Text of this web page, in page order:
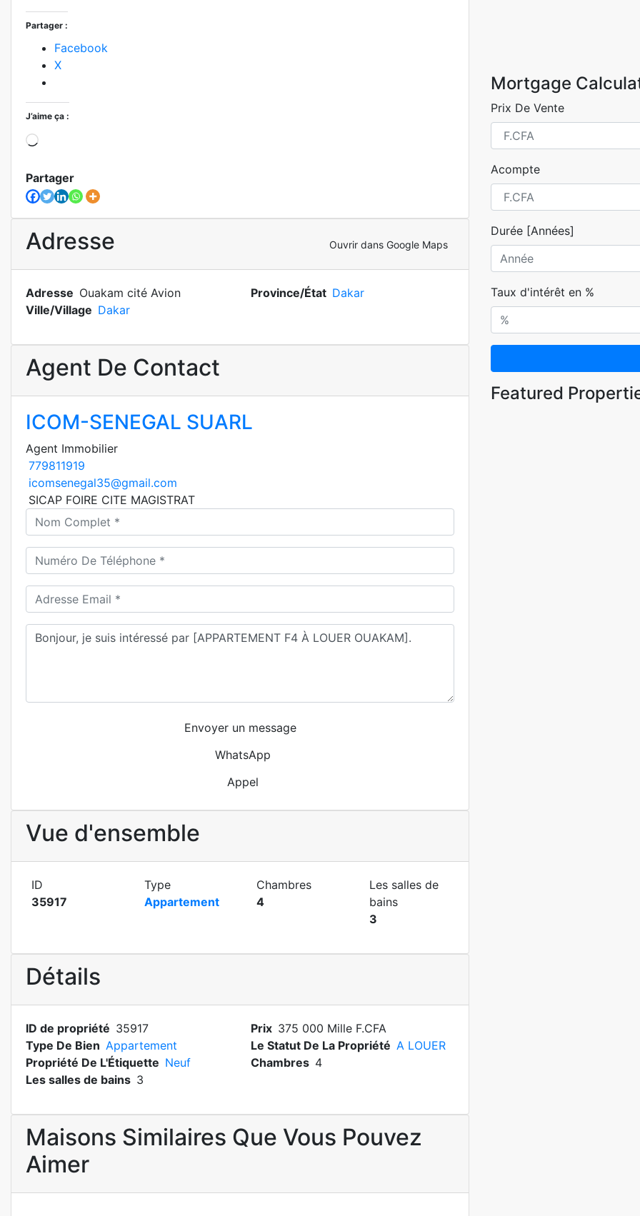
Partager :
Facebook
X
J’aime ça :
Chargement…
Partager
Adresse Ouvrir dans Google Maps
Adresse Ouakam cité Avion Province/État Dakar
Ville/Village Dakar
Agent De Contact
ICOM-SENEGAL SUARL
Agent Immobilier
779811919
icomsenegal35@gmail.com
SICAP FOIRE CITE MAGISTRAT
Envoyer un message
WhatsApp
Appel
Vue d'ensemble
ID
35917
Type
Appartement
Chambres
4
Les salles de
bains
3
Détails
ID de propriété 35917 Prix 375 000 Mille F.CFA
Type De Bien Appartement Le Statut De La Propriété A LOUER
Propriété De L'Étiquette Neuf Chambres 4
Les salles de bains 3
Maisons Similaires Que Vous Pouvez
Aimer
Mortgage
Prix De Vente
Acompte
Durée [Années]
Taux d'intérêt en %
Featured